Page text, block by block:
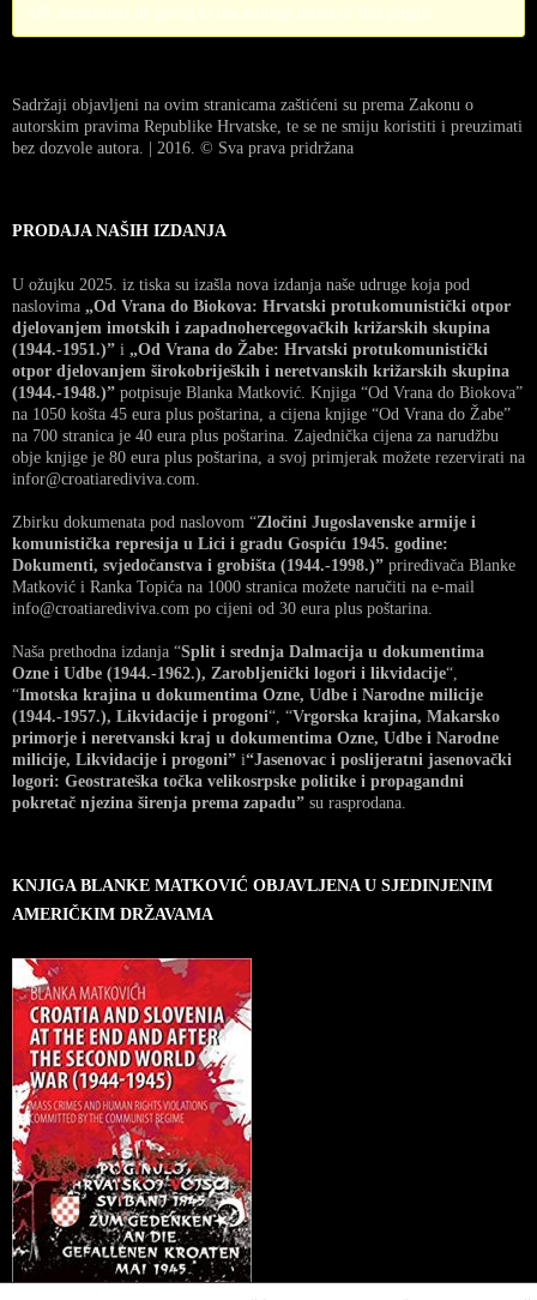
Sadržaji objavljeni na ovim stranicama zaštićeni su prema Zakonu o
autorskim pravima Republike Hrvatske, te se ne smiju koristiti i preuzimati
bez dozvole autora. | 2016. © Sva prava pridržana
PRODAJA NAŠIH IZDANJA
U ožujku 2025. iz tiska su izašla nova izdanja naše udruge koja pod
naslovima „Od Vrana do Biokova: Hrvatski protukomunistički otpor
djelovanjem imotskih i zapadnohercegovačkih križarskih skupina
(1944.-1951.)” i „Od Vrana do Žabe: Hrvatski protukomunistički
otpor djelovanjem širokobrijeških i neretvanskih križarskih skupina
(1944.-1948.)” potpisuje Blanka Matković. Knjiga “Od Vrana do Biokova”
na 1050 košta 45 eura plus poštarina, a cijena knjige “Od Vrana do Žabe”
na 700 stranica je 40 eura plus poštarina. Zajednička cijena za narudžbu
obje knjige je 80 eura plus poštarina, a svoj primjerak možete rezervirati na
infor@croatiarediviva.com.
Zbirku dokumenata pod naslovom “Zločini Jugoslavenske armije i
komunistička represija u Lici i gradu Gospiću 1945. godine:
Dokumenti, svjedočanstva i grobišta (1944.-1998.)” priređivača Blanke
Matković i Ranka Topića na 1000 stranica možete naručiti na e-mail
info@croatiarediviva.com po cijeni od 30 eura plus poštarina.
Naša prethodna izdanja “Split i srednja Dalmacija u dokumentima
Ozne i Udbe (1944.-1962.), Zarobljenički logori i likvidacije“,
“Imotska krajina u dokumentima Ozne, Udbe i Narodne milicije
(1944.-1957.), Likvidacije i progoni“, “Vrgorska krajina, Makarsko
primorje i neretvanski kraj u dokumentima Ozne, Udbe i Narodne
milicije, Likvidacije i progoni” i“Jasenovac i poslijeratni jasenovački
logori: Geostrateška točka velikosrpske politike i propagandni
pokretač njezina širenja prema zapadu” su rasprodana.
KNJIGA BLANKE MATKOVIĆ OBJAVLJENA U SJEDINJENIM
AMERIČKIM DRŽAVAMA